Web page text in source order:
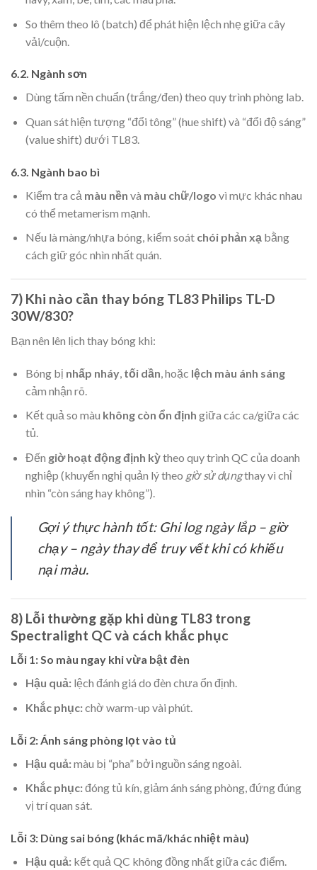
So thêm theo lô (batch) để phát hiện lệch nhẹ giữa cây
vải/cuộn.
6.2. Ngành sơn
Dùng tấm nền chuẩn (trắng/đen) theo quy trình phòng lab.
Quan sát hiện tượng “đổi tông” (hue shift) và “đổi độ sáng”
(value shift) dưới TL83.
6.3. Ngành bao bì
Kiểm tra cả màu nền và màu chữ/logo vì mực khác nhau
có thể metamerism mạnh.
Nếu là màng/nhựa bóng, kiểm soát chói phản xạbằng
cách giữ góc nhìn nhất quán.
7) Khi nào cần thay bóng TL83 Philips TL-D
30W/830?
Bạn nên lên lịch thay bóng khi:
Bóng bị nhấp nháy, tối dần , hoặc lệch màu ánh sáng
cảm nhận rõ.
Kết quả so màu không còn ổn định giữa các ca/giữa các
tủ.
Đến giờ hoạt động định kỳtheo quy trình QC của doanh
nghiệp (khuyến nghị quản lý theo giờ sử dụngthay vì chỉ
nhìn “còn sáng hay không”).
Gợi ý thực hành tốt: Ghi log ngày lắp – giờ
chạy – ngày thay để truy vết khi có khiếu
nại màu.
8) Lỗi thường gặp khi dùng TL83 trong
Spectralight QC và cách khắc phục
Lỗi 1: So màu ngay khi vừa bật đèn
Hậu quả:lệch đánh giá do đèn chưa ổn định.
Khắc phục:chờ warm-up vài phút.
Lỗi 2: Ánh sáng phòng lọt vào tủ
Hậu quả:màu bị “pha” bởi nguồn sáng ngoài.
Khắc phục:đóng tủ kín, giảm ánh sáng phòng, đứng đúng
vị trí quan sát.
Lỗi 3: Dùng sai bóng (khác mã/khác nhiệt màu)
Hậu quả:kết quả QC không đồng nhất giữa các điểm.